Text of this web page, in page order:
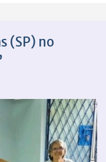
(SP) no